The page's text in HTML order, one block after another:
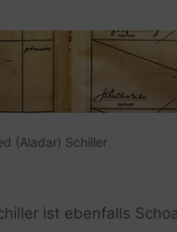
(Aladar) Schiller
ist ebenfalls